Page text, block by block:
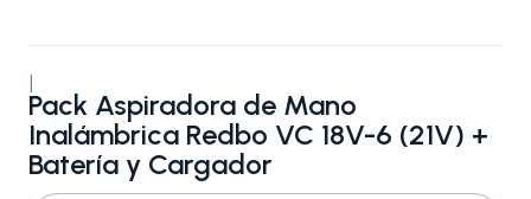
Pack Aspiradora de Mano
Inalámbrica Redbo VC 18V-6 (21V) +
Batería y Cargador